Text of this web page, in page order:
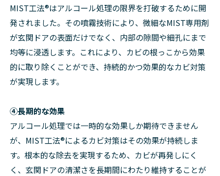
MIST工法®はアルコール処理の限界を打破するために開
発されました。その噴霧技術により、微細なMIST専用剤
が玄関ドアの表面だけでなく、内部の隙間や細孔にまで
均等に浸透します。これにより、カビの根っこから効果
的に取り除くことができ、持続的かつ効果的なカビ対策
が実現します。
④長期的な効果
アルコール処理では一時的な効果しか期待できません
が、MIST工法®によるカビ対策はその効果が持続しま
す。根本的な除去を実現するため、カビが再発しにく
く、玄関ドアの清潔さを長期間にわたり維持することが